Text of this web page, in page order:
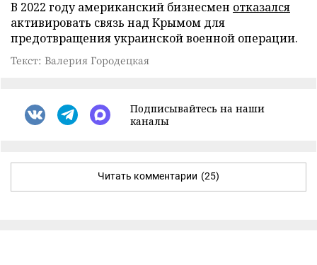
В 2022 году американский бизнесмен отказался
активировать связь над Крымом для
предотвращения украинской военной операции.
Текст: Валерия Городецкая
Подписывайтесь на наши
каналы
Читать комментарии (25)